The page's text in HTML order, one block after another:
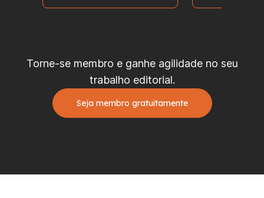
Torne-se membro e ganhe agilidade no seu
trabalho editorial.
Seja membro gratuitamente